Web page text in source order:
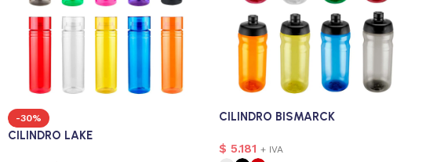
-30%
CILINDRO LAKE
CILINDRO BISMARCK
$ 5.181 + IVA